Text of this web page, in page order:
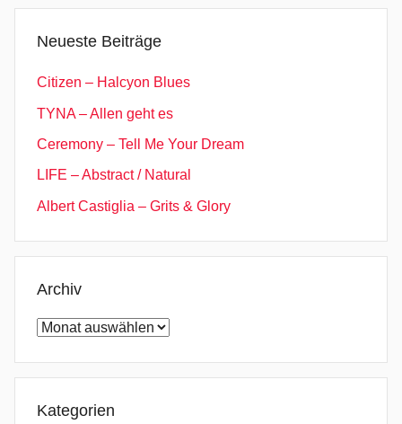
Neueste Beiträge
Citizen – Halcyon Blues
TYNA – Allen geht es
Ceremony – Tell Me Your Dream
LIFE – Abstract / Natural
Albert Castiglia – Grits & Glory
Archiv
Archiv
Kategorien